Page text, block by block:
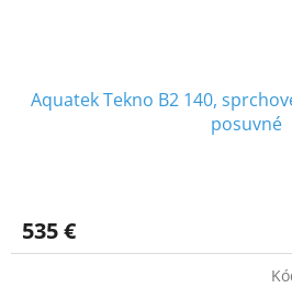
Aquatek Tekno B2 140,
posuvné
535 €